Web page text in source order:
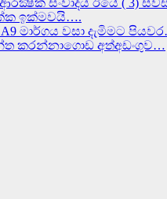
ආරක්‍ෂක සංවාදය ඊයේ ( 3)
ඉක්මවයි….
මාර්ගය වසා දැමිමට
කරන්නාගොඩ අත්අඩංගුව…